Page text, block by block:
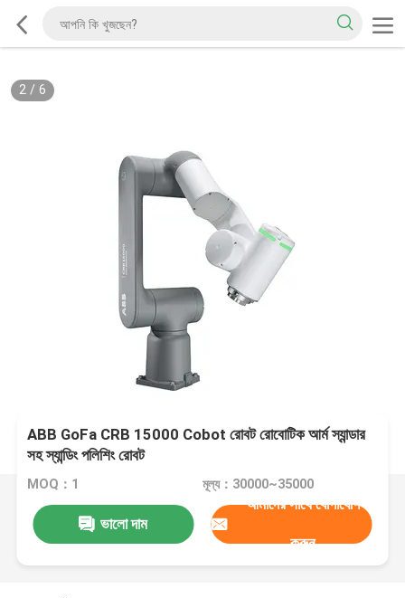
2/ 6
ABB GoFa CRB 15000 Cobot রোবট রোবোটিক আর্ম স্যান্ডার
সহ স্যান্ডিং পলিশিং রোবট
MOQ：1 মূল্য：30000~35000
ভালো দাম
আমাদের সাথে যোগাযোগ
করুন